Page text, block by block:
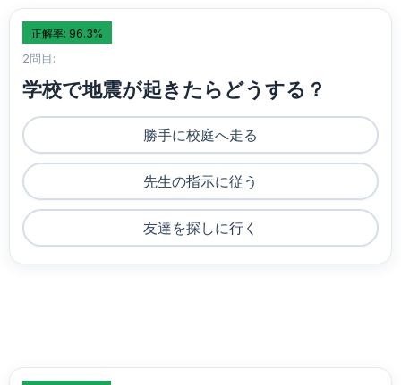
正解率: 96.3%
2問目:
学校で地震が起きたらどうする？
勝手に校庭へ走る
先生の指示に従う
友達を探しに行く